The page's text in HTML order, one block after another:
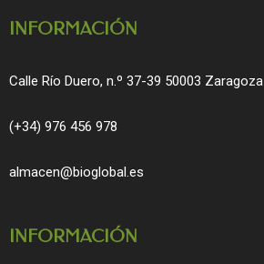
INFORMACIÓN
Calle Río Duero, n.º 37-39 50003 Zaragoza
(+34) 976 456 978
almacen@bioglobal.es
INFORMACIÓN